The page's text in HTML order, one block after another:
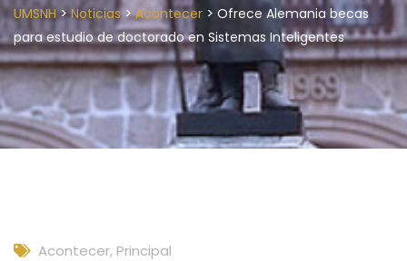
UMSNH>Noticias>Acontecer > Ofrece Alemania becas
para estudio de doctorado en Sistemas Inteligentes
Acontecer, Principal